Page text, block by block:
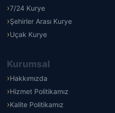
7/24 Kurye
Şehirler Arası Kurye
Uçak Kurye
Kurumsal
Hakkımızda
Hizmet Politikamız
Kalite Politikamız